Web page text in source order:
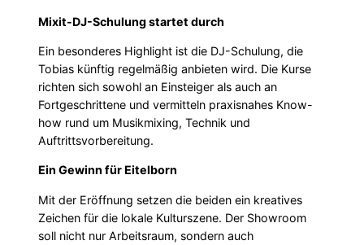
Mixit-DJ-Schulung startet durch
Ein besonderes Highlight ist die DJ-Schulung, die
Tobias künftig regelmäßig anbieten wird. Die Kurse
richten sich sowohl an Einsteiger als auch an
Fortgeschrittene und vermitteln praxisnahes Know-
how rund um Musikmixing, Technik und
Auftrittsvorbereitung.
Ein Gewinn für Eitelborn
Mit der Eröffnung setzen die beiden ein kreatives
Zeichen für die lokale Kulturszene. Der Showroom
soll nicht nur Arbeitsraum, sondern auch